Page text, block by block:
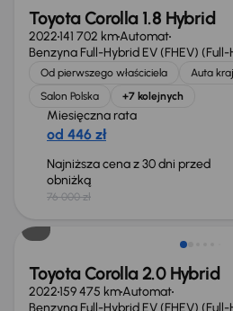
Toyota Corolla 1.8 Hybrid
2022141 702 kmAutomat
Benzyna Full-Hybrid EV (FHEV)
Od pierwszego właściciela Auta
Salon Polska
+7 kolejnych
Miesięczna rata
od 446 zł
Najniższa cena z 30 dni przed
obniżką
76 000 zł
Świeżo skupione
Toyota Corolla 2.0 Hybrid
2022159 475 kmAutomat
Benzyna Full-Hybrid EV (FHEV)